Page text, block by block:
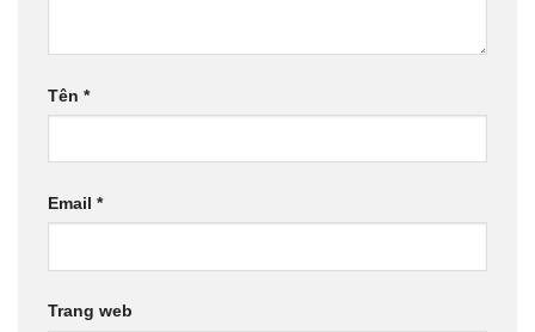
Tên *
Email *
Trang web